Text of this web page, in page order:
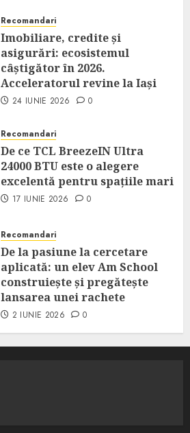
Recomandari
Imobiliare, credite și
asigurări: ecosistemul
câștigător în 2026.
Acceleratorul revine la Iași
24 IUNIE 2026 0
Recomandari
De ce TCL BreezeIN Ultra
24000 BTU este o alegere
excelentă pentru spațiile mari
17 IUNIE 2026 0
Recomandari
De la pasiune la cercetare
aplicată: un elev Am School
construiește și pregătește
lansarea unei rachete
2 IUNIE 2026 0